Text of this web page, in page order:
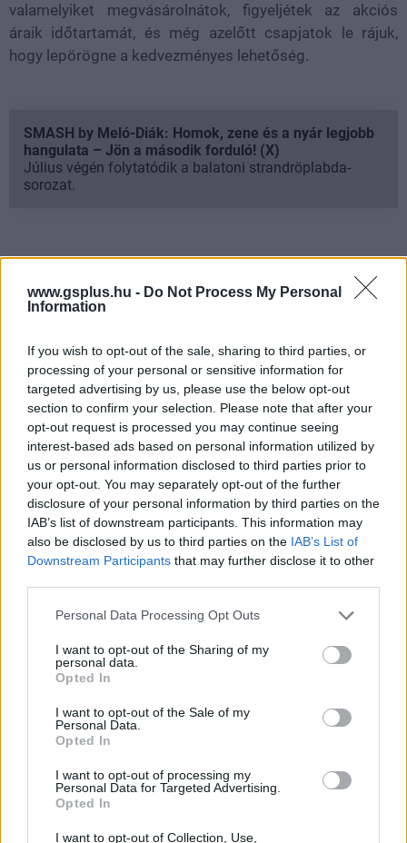
www.gsplus.hu - Do Not Process My Personal
Information
If you wish to opt-out of the sale, sharing to third parties, or
processing of your personal or sensitive information for
targeted advertising by us, please use the below opt-out
section to confirm your selection. Please note that after your
opt-out request is processed you may continue seeing
interest-based ads based on personal information utilized by
us or personal information disclosed to third parties prior to
your opt-out. You may separately opt-out of the further
disclosure of your personal information by third parties on the
IAB’s list of downstream participants. This information may
also be disclosed by us to third parties on the IAB’s List of
Downstream Participants that may further disclose it to other
Please note that this website/app uses one or more Google
not limited to your visit or usage behaviour. You may click to
grant or deny consent to Google and its third-party tags to
use your data for below specified purposes in below Google
consent section.
Personal Data Processing Opt Outs
I want to opt-out of the Sharing of my
personal data.
Opted In
I want to opt-out of the Sale of my
Personal Data.
Opted In
I want to opt-out of processing my
Personal Data for Targeted Advertising.
Opted In
I want to opt-out of Collection, Use,
valamelyiket megvásárolnátok, figyeljétek az akciós
áraik időtartamát, és még azelőtt csapjatok le rájuk,
hogy lepörögne a kedvezményes lehetőség.
SMASH by Meló-Diák: Homok, zene és a nyár legjobb
hangulata – Jön a második forduló! (X)
Július végén folytatódik a balatoni strandröplabda-
sorozat.
Hozzászólások
Az Xbox leválhat a Microsoftról
Radikális változások jöhetnek, miközben
felgyorsítanák a Fallout és az Elder Scrolls
Unmute Loaded: